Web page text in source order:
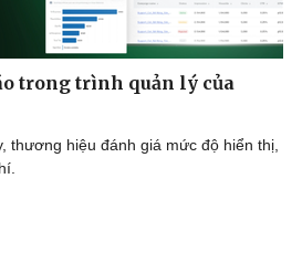
trong trình quản lý của
thương hiệu đánh giá mức độ hiển thị,